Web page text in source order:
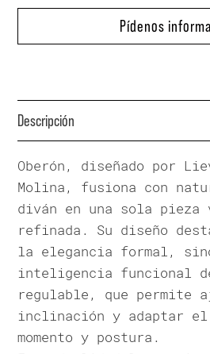
Pídenos
Descripción
Oberón, diseñado por
Molina, fusiona con
diván en una sola
refinada. Su diseño
la elegancia formal,
inteligencia funcional
regulable, que permite
inclinación y adaptar
momento y postura.